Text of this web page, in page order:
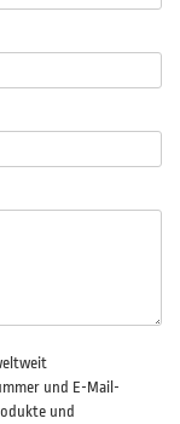
und E-Mail-
und